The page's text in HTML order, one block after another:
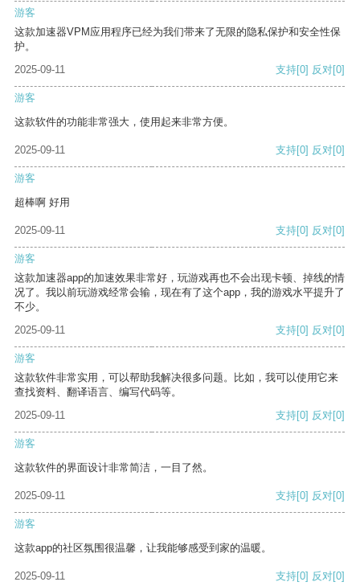
游客
这款加速器VPM应用程序已经为我们带来了无限的隐私保护和安全性保
护。
2025-09-11
支持[0] 反对[0]
游客
这款软件的功能非常强大，使用起来非常方便。
2025-09-11 支持[0] 反对[0]
游客
超棒啊 好用
2025-09-11 支持[0] 反对[0]
游客
这款加速器app的加速效果非常好，玩游戏再也不会出现卡顿、掉线的情
况了。我以前玩游戏经常会输，现在有了这个app，我的游戏水平提升了
不少。
2025-09-11
支持[0] 反对[0]
游客
这款软件非常实用，可以帮助我解决很多问题。比如，我可以使用它来
查找资料、翻译语言、编写代码等。
2025-09-11
支持[0] 反对[0]
游客
这款软件的界面设计非常简洁，一目了然。
2025-09-11 支持[0] 反对[0]
游客
这款app的社区氛围很温馨，让我能够感受到家的温暖。
2025-09-11 支持[0] 反对[0]